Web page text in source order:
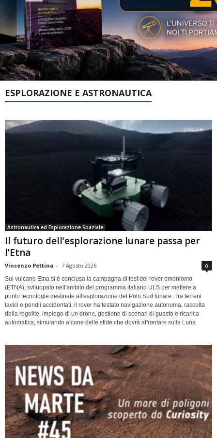
ESPLORAZIONE E ASTRONAUTICA
Astronautica ed Esplorazione Spaziale
Il futuro dell’esplorazione lunare passa per
l’Etna
Vincenzo Pettina - 7 Agosto 2026 0
Sul vulcano Etna si è conclusa la campagna di test del rover omoniomo
(ETNA), sviluppato nell'ambito del programma italiano ULS per mettere a
punto tecnologie destinate all'esplorazione del Polo Sud lunare. Tra terreni
lavici e pendii accidentati, il rover ha testato navigazione autonoma, raccolta
della regolite, impiego di un drone, gestione di scenari di guasto e ricarica
automatica, simulando alcune delle sfide che dovrà affrontare sulla Luna